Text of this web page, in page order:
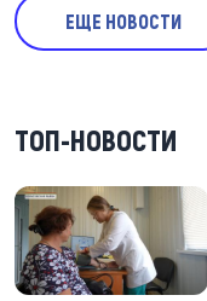
ЕЩЕ НОВОСТИ
ТОП-НОВОСТИ